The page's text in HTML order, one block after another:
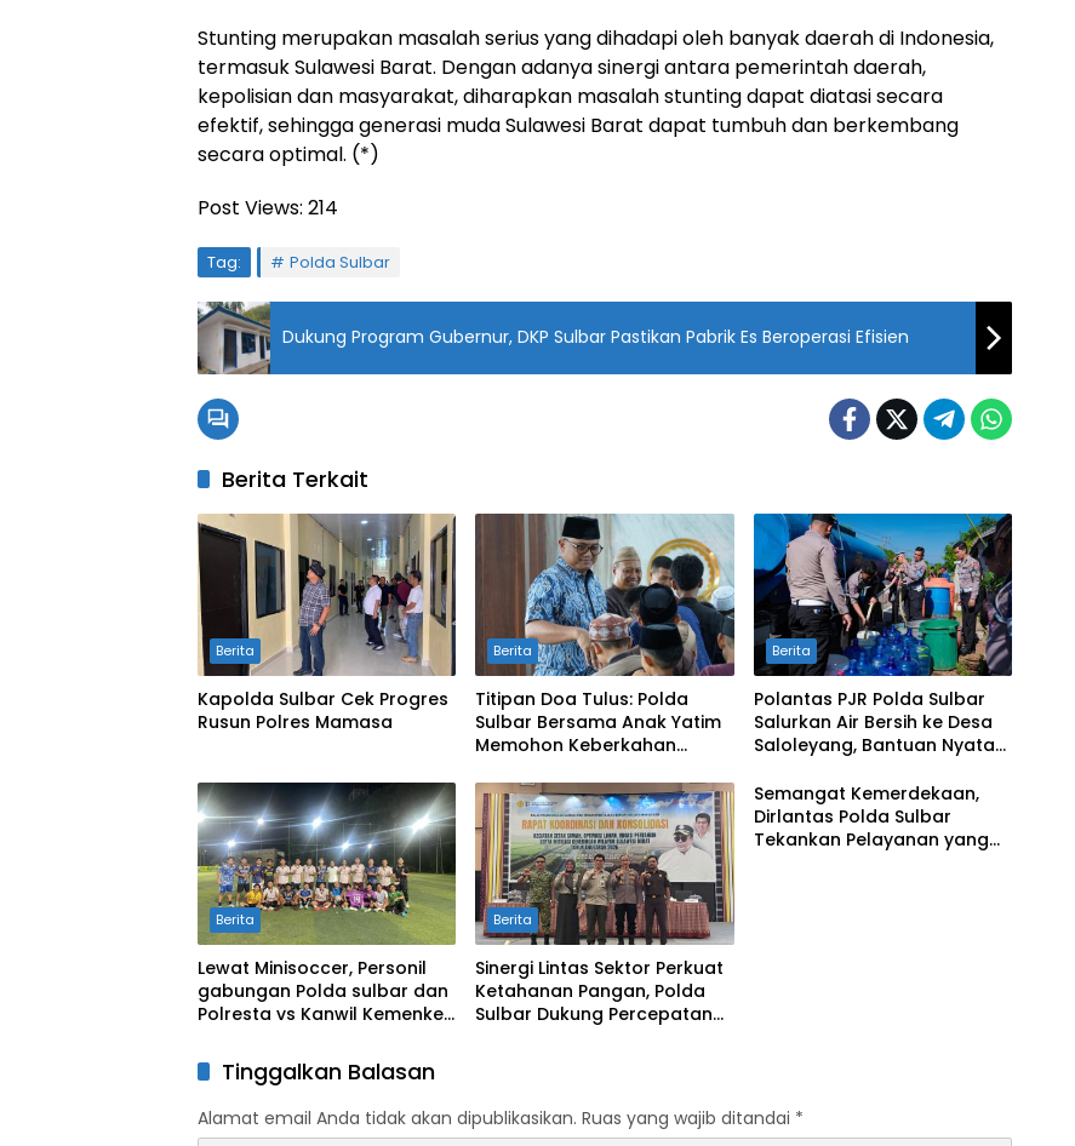
Stunting merupakan masalah serius yang dihadapi oleh banyak daerah di Indonesia,
termasuk Sulawesi Barat. Dengan adanya sinergi antara pemerintah daerah,
kepolisian dan masyarakat, diharapkan masalah stunting dapat diatasi secara
efektif, sehingga generasi muda Sulawesi Barat dapat tumbuh dan berkembang
secara optimal. (*)
Post Views: 214
Tag: Polda Sulbar
Berita Terkait
Berita
Kapolda Sulbar Cek Progres
Berita
Titipan Doa Tulus: Polda
Sulbar Bersama Anak Yatim
Memohon Keberkahan
Berita
Polantas PJR Polda Sulbar
Salurkan Air Bersih ke Desa
Saloleyang, Bantuan Nyata
Berita
Lewat Minisoccer, Personil
gabungan Polda sulbar dan
Polresta vs Kanwil Kemenkeu
Persaudaraan
Berita
Sinergi Lintas Sektor Perkuat
Ketahanan Pangan, Polda
Sulbar Dukung Percepatan
Semangat Kemerdekaan,
Dirlantas Polda Sulbar
Tekankan Pelayanan yang
Tinggalkan Balasan
Alamat email Anda tidak akan dipublikasikan. Ruas yang wajib ditandai *